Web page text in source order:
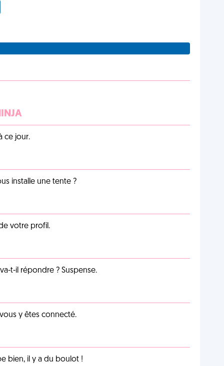
ce jour.
installe une tente ?
votre profil.
t-il répondre ? Suspense.
y êtes connecté.
bien, il y a du boulot !